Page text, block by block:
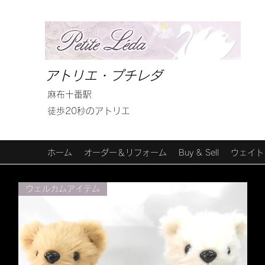
アトリエ・プチレダ
麻布十番駅
徒歩20秒のアトリエ
ホーム オーダー＆リフォーム Buy & Sell ウェイ
ウェルカムアイテム